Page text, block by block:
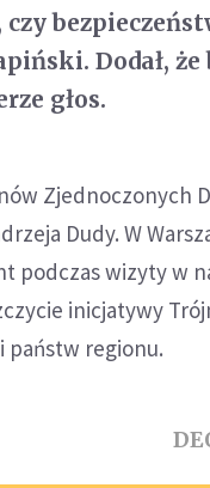
Dodał,
głos.
Zjednoczonych
Dudy. W
podczas wizyty w
inicjatywy
państw regionu.